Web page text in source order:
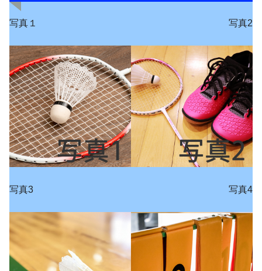
写真１
写真3
写真2
写真4